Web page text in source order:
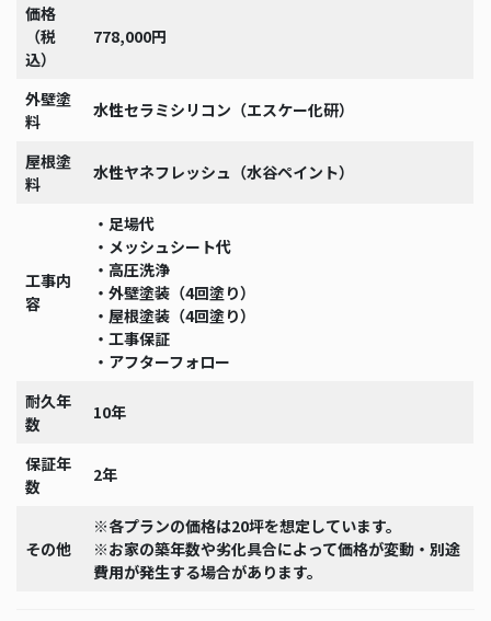
価格
（税
込）
778,000円
外壁塗
料
水性セラミシリコン（エスケー化研）
屋根塗
料
水性ヤネフレッシュ（水谷ペイント）
工事内
容
・足場代
・メッシュシート代
・高圧洗浄
・外壁塗装（4回塗り）
・屋根塗装（4回塗り）
・工事保証
・アフターフォロー
耐久年
数
10年
保証年
数
2年
その他
※各プランの価格は20坪を想定しています。
※お家の築年数や劣化具合によって価格が変動・別途
費用が発生する場合があります。